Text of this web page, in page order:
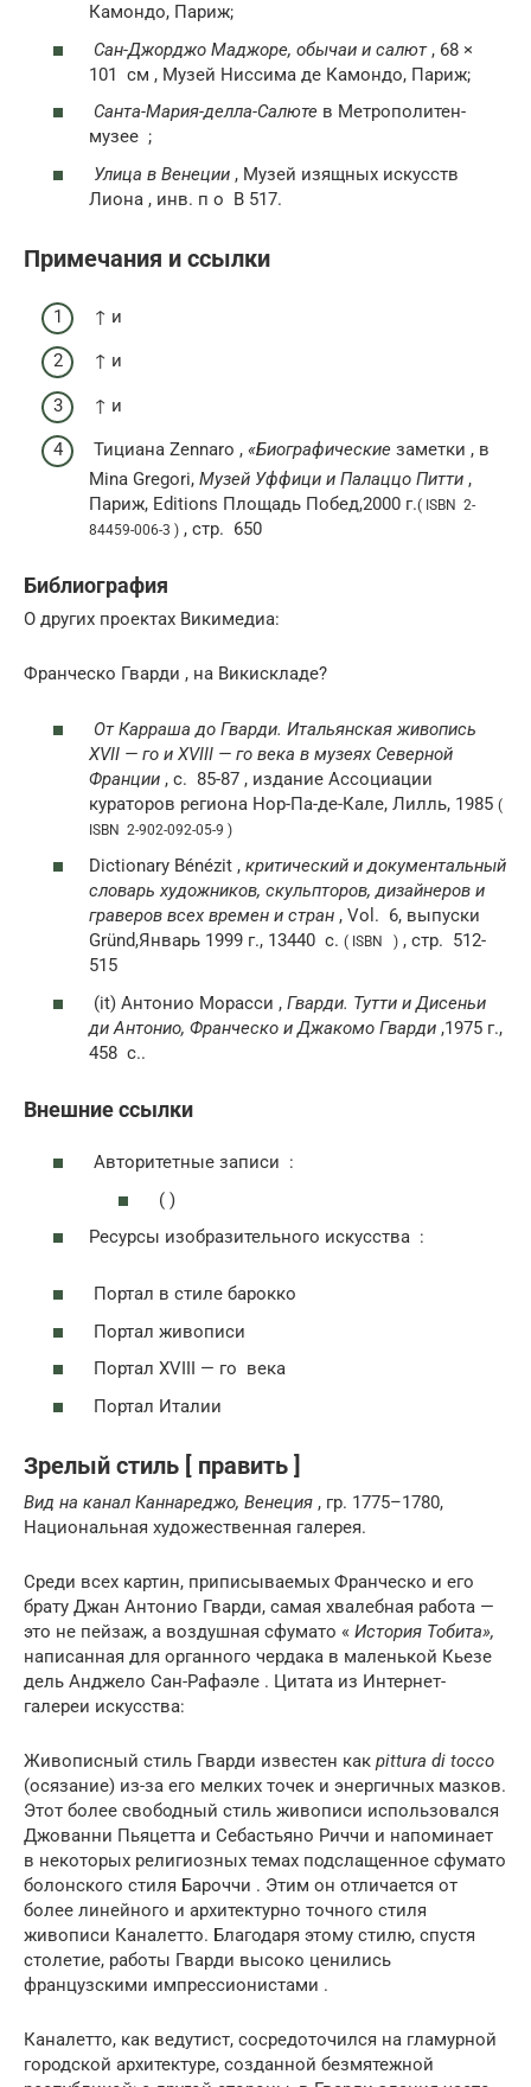
Камондо, Париж;
Сан-Джорджо Маджоре, обычаи и салют, 68 ×
101 см , Музей Ниссима де Камондо, Париж;
Санта-Мария-делла-Салюте в Метрополитен-
музее ;
Улица в Венеции , Музей изящных искусств
Лиона , инв. п о B 517.
Примечания и ссылки
↑ и
↑ и
↑ и
Тициана Zennaro , «Биографические заметки , в
Mina Gregori, Музей Уффици и Палаццо Питти ,
Париж, Editions Площадь Побед,2000 г.( ISBN 2-
84459-006-3 ) , стр. 650
Библиография
О других проектах Викимедиа:
Франческо Гварди , на Викискладе?
От Карраша до Гварди. Итальянская живопись
XVII — го и XVIII — го века в музеях Северной
Франции , с. 85-87 , издание Ассоциации
кураторов региона Нор-Па-де-Кале, Лилль, 1985 (
ISBN 2-902-092-05-9 )
Dictionary Bénézit , критический и документальный
словарь художников, скульпторов, дизайнеров и
граверов всех времен и стран , Vol. 6, выпуски
Gründ,Январь 1999 г., 13440 с. ( ISBN ) , стр. 512-
515
(it) Антонио Морасси , Гварди. Тутти и Дисеньи
ди Антонио, Франческо и Джакомо Гварди ,1975 г.,
458 с..
Внешние ссылки
Авторитетные записи :
( )
Ресурсы изобразительного искусства :
Портал в стиле барокко
Портал живописи
Портал XVIII — го века
Портал Италии
Зрелый стиль [ править ]
Вид на канал Каннареджо, Венеция , гр. 1775–1780,
Национальная художественная галерея.
Среди всех картин, приписываемых Франческо и его
брату Джан Антонио Гварди, самая хвалебная работа —
это не пейзаж, а воздушная сфумато « История Тобита»,
написанная для органного чердака в маленькой Кьезе
дель Анджело Сан-Рафаэле . Цитата из Интернет-
галереи искусства:
Живописный стиль Гварди известен как pittura di tocco
(осязание) из-за его мелких точек и энергичных мазков.
Этот более свободный стиль живописи использовался
Джованни Пьяцетта и Себастьяно Риччи и напоминает
в некоторых религиозных темах подслащенное сфумато
болонского стиля Бароччи . Этим он отличается от
более линейного и архитектурно точного стиля
живописи Каналетто. Благодаря этому стилю, спустя
столетие, работы Гварди высоко ценились
французскими импрессионистами .
Каналетто, как ведутист, сосредоточился на гламурной
городской архитектуре, созданной безмятежной